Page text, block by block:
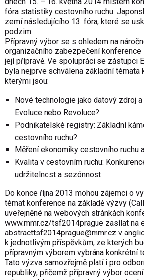
fóra statistiky cestovního ruchu.
zemí následujícího 13. fóra, které se
podzim.
Přípravný výbor se s ohledem na
organizačního zabezpečení konference
její přípravě. Ve spolupráci se zástupci
byla nejprve schválena základní témata
kterými jsou:
Nové technologie jako datový zdroj
Evoluce nebo Revoluce?
Podnikatelské registry: Základní
cestovního ruchu?
Měření ekonomiky cestovního ruchu
Kvalita v cestovním ruchu:
udržitelnost a sezónnost
Do konce října 2013 mohou zájemci o
témat konference na základě výzvy
uveřejněné na webových stránkách
www.mmr.cz/tsf2014prague zasílat na
abstracttsf2014prague@mmr.cz v
k jednotlivým příspěvkům, ze kterých
přípravným výborem vybrána konkrétní
Tato výzva samozřejmě platí i pro
republiky, přičemž přípravný výbor